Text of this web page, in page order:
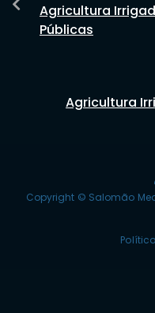
Agricultura
Públicas
Agricultura
Copyright © Salomão